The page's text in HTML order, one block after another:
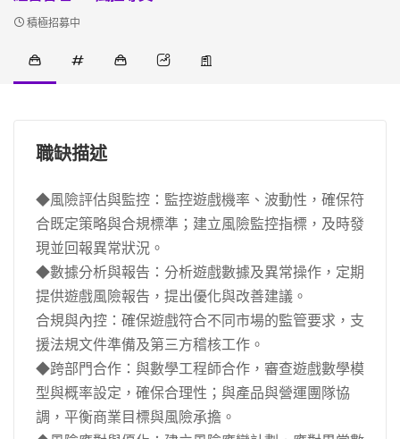
積極招募中
職缺描述
◆風險評估與監控：監控遊戲機率、波動性，確保符
合既定策略與合規標準；建立風險監控指標，及時發
現並回報異常狀況。
◆數據分析與報告：分析遊戲數據及異常操作，定期
提供遊戲風險報告，提出優化與改善建議。
合規與內控：確保遊戲符合不同市場的監管要求，支
援法規文件準備及第三方稽核工作。
◆跨部門合作：與數學工程師合作，審查遊戲數學模
型與概率設定，確保合理性；與產品與營運團隊協
調，平衡商業目標與風險承擔。